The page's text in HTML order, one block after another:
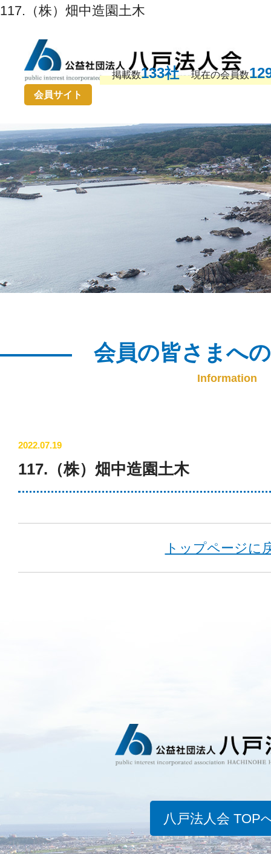
117.（株）畑中造園土木
会員サイト
掲載数133社 現在の会員数
会員の皆さまへ
Information
2022.07.19
117.（株）畑中造園土木
トップページに
八戸法人会 TOP